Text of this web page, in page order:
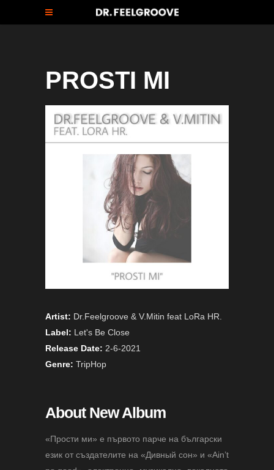
PROSTI MI
Artist: Dr.Feelgroove & V.Mitin feat LoRa HR.
Label: Let's Be Close
Release Date: 2-6-2021
Genre: TripHop
About New Album
«Прости ми» е първото парче на български
език от създателите на «Дивный сон» и «Ain’t